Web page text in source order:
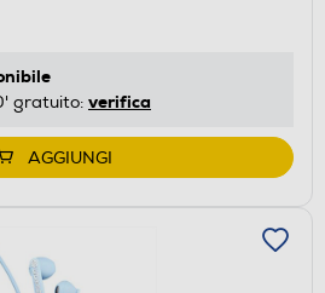
gratuito: verifica
AGGIUNGI